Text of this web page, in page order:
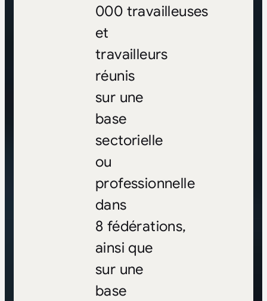
000 travailleuses
et
travailleurs
réunis
sur une
base
sectorielle
ou
professionnelle
dans
8 fédérations,
ainsi que
sur une
base